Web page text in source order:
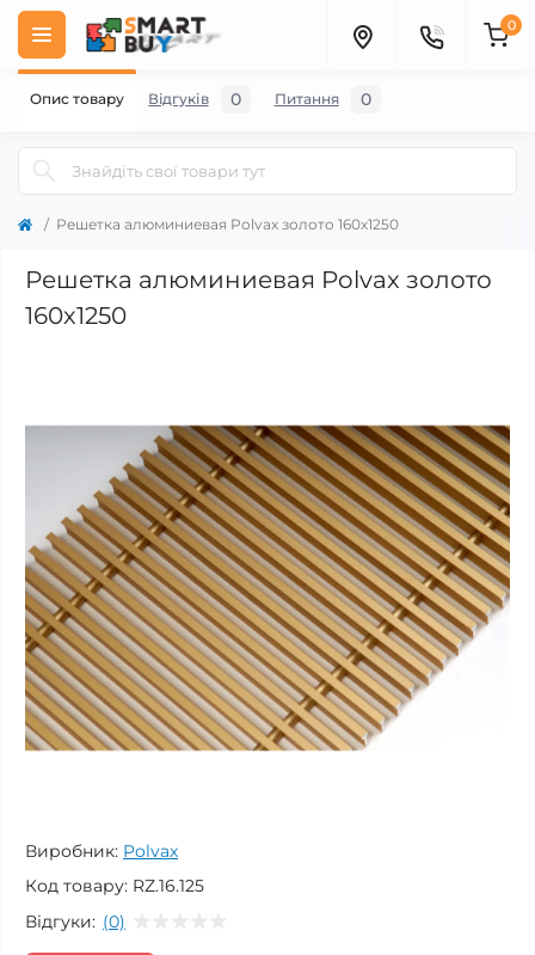
0
Решетка алюминиевая Polvax золото 160х1250
Решетка алюминиевая Polvax золото
160х1250
Виробник: Polvax
Код товару: RZ.16.125
Відгуки: (0)
Опис товару Відгуків 0 Питання 0